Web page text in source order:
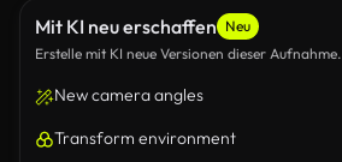
Mit KI neu erschaffen Neu
Erstelle mit KI neue Versionen dieser Aufnahme.
New camera angles
Transform environment